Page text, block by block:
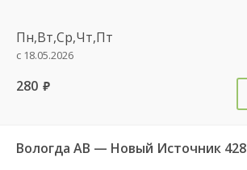
Пн,Вт,Ср,Чт,Пт
с 18.05.2026
280 руб.
Вологда АВ — Новый Источник 428